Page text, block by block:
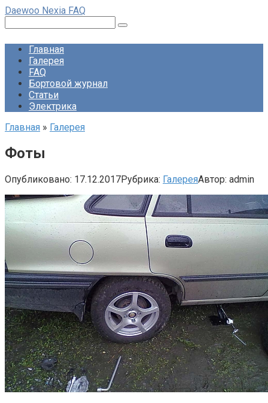
Перейти
контенту
Daewoo Nexia FAQ
Главная
Галерея
FAQ
Бортовой журнал
Статьи
Электрика
Главная » Галерея
Фоты
Опубликовано: 17.12.2017Рубрика: ГалереяАвтор: admin